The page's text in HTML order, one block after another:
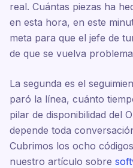
real. Cuántas piezas ha
en esta hora, en este
meta para que el jefe de
de que se vuelva
La segunda es el
paró la línea, cuánto
pilar de disponibilidad del
depende toda
Cubrimos los ocho
nuestro artículo sobre